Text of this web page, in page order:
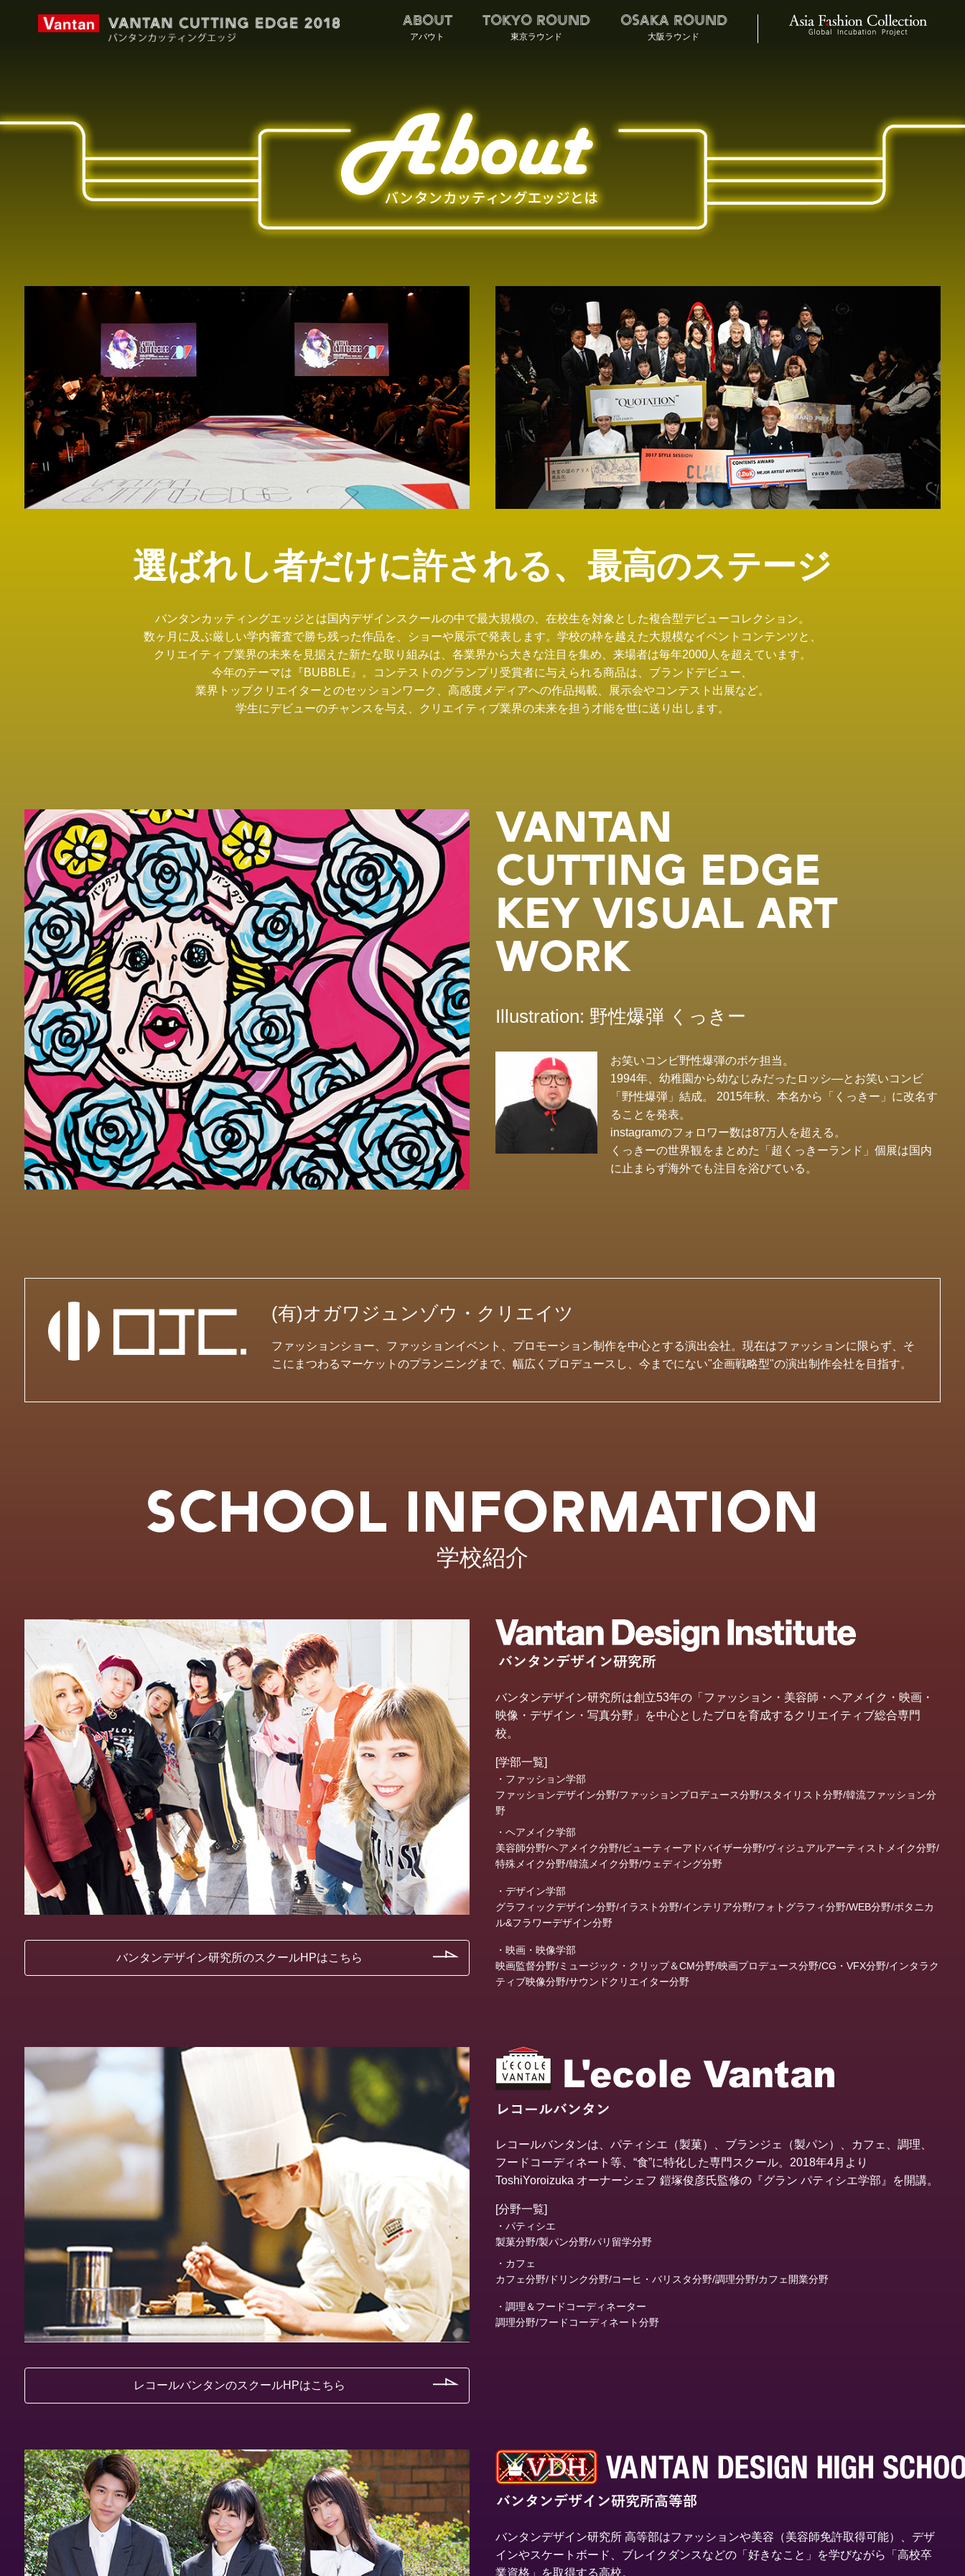
ABOUT
アバウト
TOKYO ROUND
東京ラウンド
OSAKA ROUND
大阪ラウンド
選ばれし者だけに許される、最高のステージ
バンタンカッティングエッジとは国内デザインスクールの中で最大規模の、在校生を対象とした複合型デビューコレクション。
数ヶ月に及ぶ厳しい学内審査で勝ち残った作品を、ショーや展示で発表します。学校の枠を越えた大規模なイベントコンテンツと、
クリエイティブ業界の未来を見据えた新たな取り組みは、各業界から大きな注目を集め、来場者は毎年2000人を超えています。
今年のテーマは『BUBBLE』。コンテストのグランプリ受賞者に与えられる商品は、ブランドデビュー、
業界トップクリエイターとのセッションワーク、高感度メディアへの作品掲載、展示会やコンテスト出展など。
学生にデビューのチャンスを与え、クリエイティブ業界の未来を担う才能を世に送り出します。
VANTAN
CUTTING EDGE
KEY VISUAL ART
WORK
Illustration: 野性爆弾 くっきー
お笑いコンビ野性爆弾のボケ担当。
1994年、幼稚園から幼なじみだったロッシ―とお笑いコンビ
「野性爆弾」結成。 2015年秋、本名から「くっきー」に改名す
ることを発表。
instagramのフォロワー数は87万人を超える。
くっきーの世界観をまとめた「超くっきーランド」個展は国内
に止まらず海外でも注目を浴びている。
(有)オガワジュンゾウ・クリエイツ
ファッションショー、ファッションイベント、プロモーション制作を中心とする演出会社。現在はファッションに限らず、そ
こにまつわるマーケットのプランニングまで、幅広くプロデュースし、今までにない"企画戦略型"の演出制作会社を目指す。
SCHOOL INFORMATION
学校紹介
バンタンデザイン研究所のスクールHPはこちら
バンタンデザイン研究所は創立53年の「ファッション・美容師・ヘアメイク・映画・
映像・デザイン・写真分野」を中心としたプロを育成するクリエイティブ総合専門
校。
[学部一覧]
・ファッション学部
ファッションデザイン分野/ファッションプロデュース分野/スタイリスト分野/韓流ファッション分
野
・ヘアメイク学部
美容師分野/ヘアメイク分野/ビューティーアドバイザー分野/ヴィジュアルアーティストメイク分野/
特殊メイク分野/韓流メイク分野/ウェディング分野
・デザイン学部
グラフィックデザイン分野/イラスト分野/インテリア分野/フォトグラフィ分野/WEB分野/ボタニカ
ル&フラワーデザイン分野
・映画・映像学部
映画監督分野/ミュージック・クリップ＆CM分野/映画プロデュース分野/CG・VFX分野/インタラク
ティブ映像分野/サウンドクリエイター分野
レコールバンタンのスクールHPはこちら
レコールバンタンは、パティシエ（製菓）、ブランジェ（製パン）、カフェ、調理、
フードコーディネート等、“食”に特化した専門スクール。2018年4月より
ToshiYoroizuka オーナーシェフ 鎧塚俊彦氏監修の『グラン パティシエ学部』を開講。
[分野一覧]
・パティシエ
製菓分野/製パン分野/パリ留学分野
・カフェ
カフェ分野/ドリンク分野/コーヒ・バリスタ分野/調理分野/カフェ開業分野
・調理＆フードコーディネーター
調理分野/フードコーディネート分野
バンタンデザイン研究所 高等部はファッションや美容（美容師免許取得可能）、デザ
インやスケートボード、ブレイクダンスなどの「好きなこと」を学びながら「高校卒
業資格」を取得する高校。